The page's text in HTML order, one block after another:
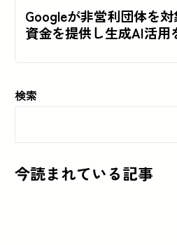
Googleが非営利団体を
資金を提供し生成AI活用
検索
今読まれている記事